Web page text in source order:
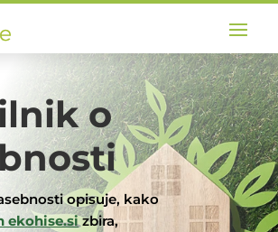
o
opisuje, kako
ekohise.sizbira,